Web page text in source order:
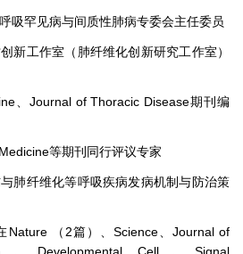
吸罕见病与间质性肺病专委会主任委员
新工作室（肺纤维化创新研究工作室）
、Journal of Thoracic Disease期刊编
等期刊同行评议专家
肺纤维化等呼吸疾病发病机制与防治策
Nature （2篇）、Science、Journal of